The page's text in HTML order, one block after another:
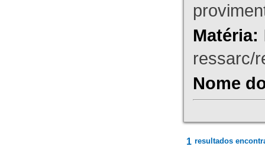
Matéria:
ressarc/
Nome
1 resultados